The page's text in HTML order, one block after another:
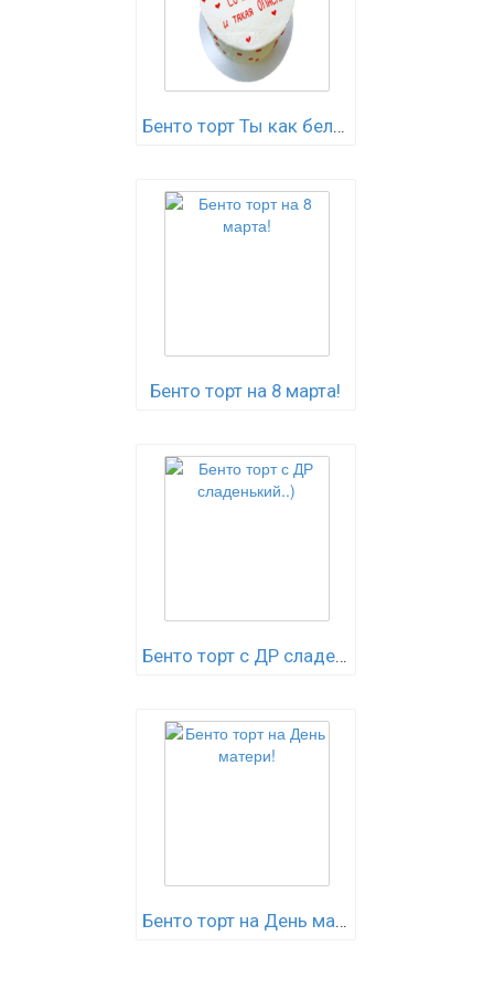
Бенто торт Ты как беляш..)
Бенто торт на 8 марта!
Бенто торт с ДР сладенький..)
Бенто торт на День матери!